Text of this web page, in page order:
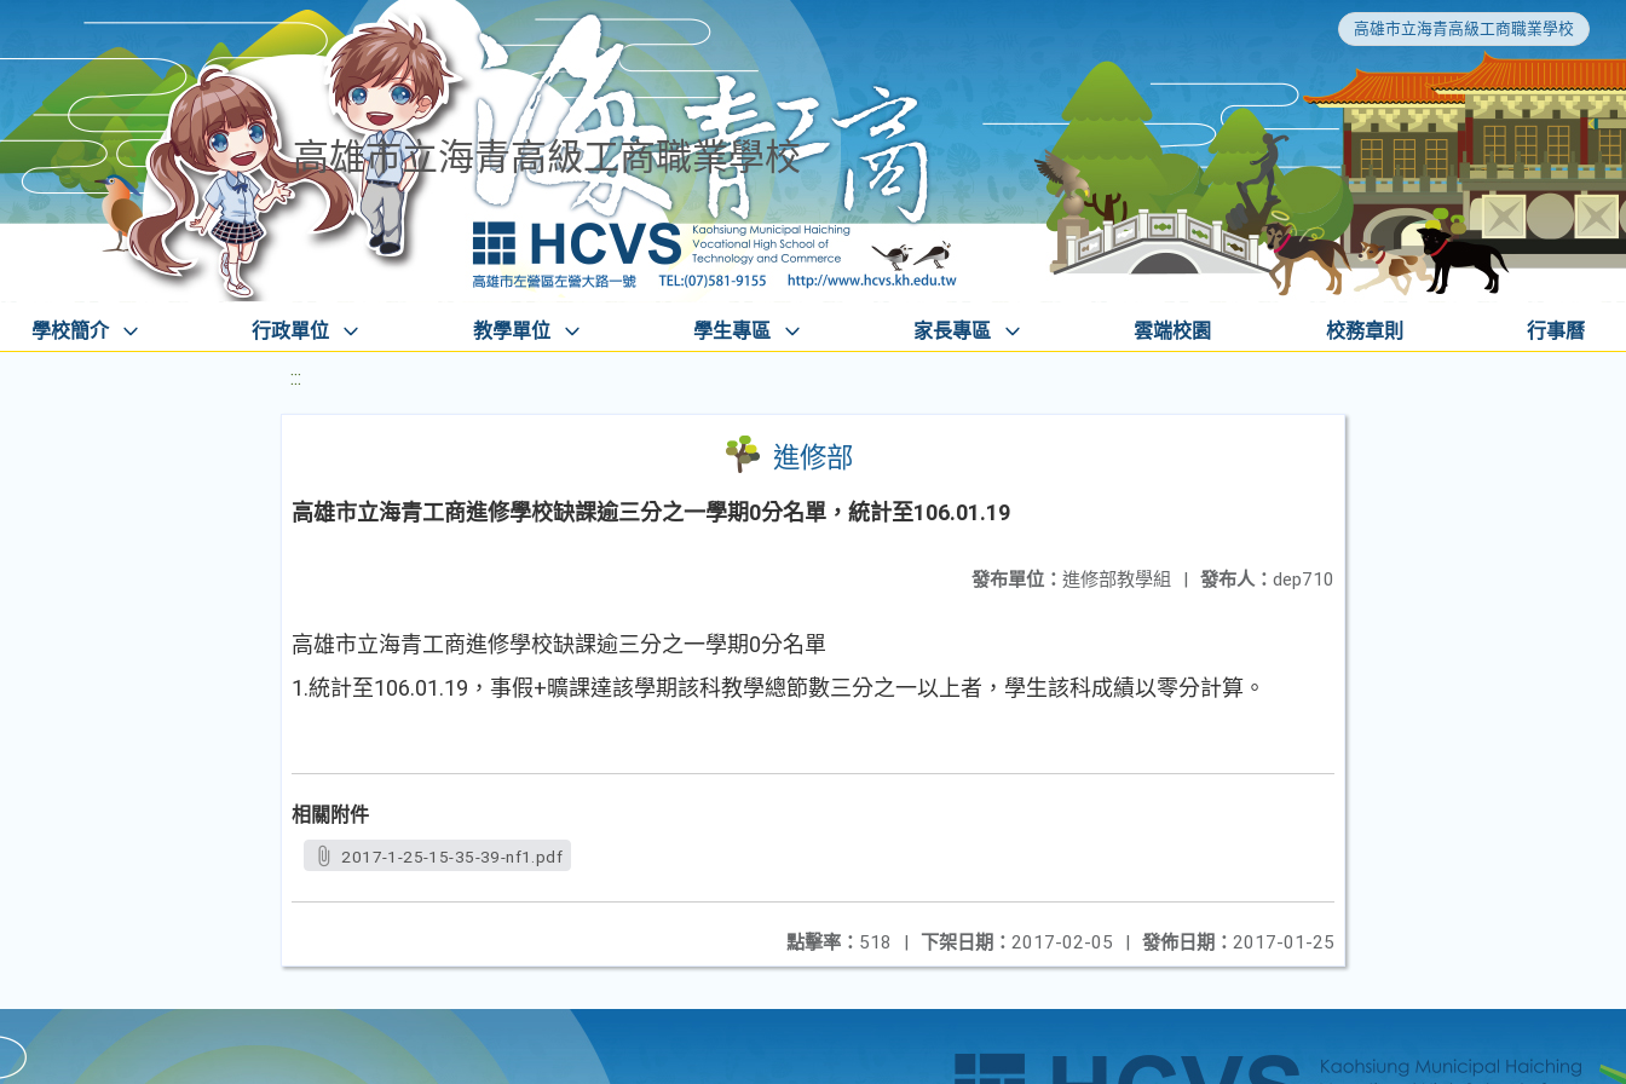
高雄市立海青高級工商職業學校
高雄市立海青高級工商職業學校
學校簡介 行政單位 教學單位 學生專區 家長專區 雲端校園 校務章則 行事曆
:::
進修部
高雄市立海青工商進修學校缺課逾三分之一學期0分名單，統計至106.01.19
發布人： dep710
發布單位： 進修部教學組 |
高雄市立海青工商進修學校缺課逾三分之一學期0分名單
1.統計至106.01.19，事假+曠課達該學期該科教學總節數三分之一以上者，學生該科成績以零分計算。
相關附件
2017-1-25-15-35-39-nf1.pdf
發佈日期： 2017-01-25
下架日期： 2017-02-05 |
點擊率： 518 |